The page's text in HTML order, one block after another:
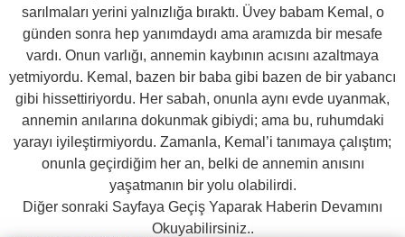
sarılmaları yerini yalnızlığa bıraktı. Üvey babam Kemal, o
günden sonra hep yanımdaydı ama aramızda bir mesafe
vardı. Onun varlığı, annemin kaybının acısını azaltmaya
yetmiyordu. Kemal, bazen bir baba gibi bazen de bir yabancı
gibi hissettiriyordu. Her sabah, onunla aynı evde uyanmak,
annemin anılarına dokunmak gibiydi; ama bu, ruhumdaki
yarayı iyileştirmiyordu. Zamanla, Kemal’i tanımaya çalıştım;
onunla geçirdiğim her an, belki de annemin anısını
yaşatmanın bir yolu olabilirdi.
Diğer sonraki Sayfaya Geçiş Yaparak Haberin Devamını
Okuyabilirsiniz..